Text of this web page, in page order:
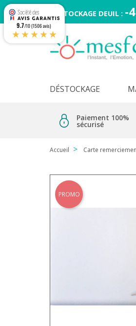
DESTOCKAGE DEUIL : -
DÉSTOCKAGE
Paiement 100%
sécurisé
Accueil Carte
PROMO
9.7/10 (1506 avis)
★★★★★